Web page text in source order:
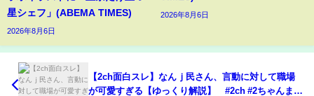
星シェフ」(ABEMA TIMES)
2026年8月6日
2026年8月6日
【2ch面白スレ】なんｊ民さん、言動に対して職場
が可愛すぎる【ゆっくり解説】 #2ch #2ちゃんまと